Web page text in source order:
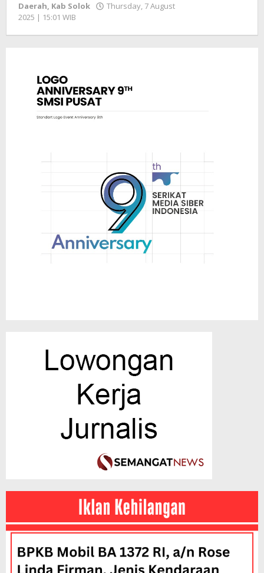
Daerah, Kab Solok
Thursday, 7 August
2025 | 15:01 WIB